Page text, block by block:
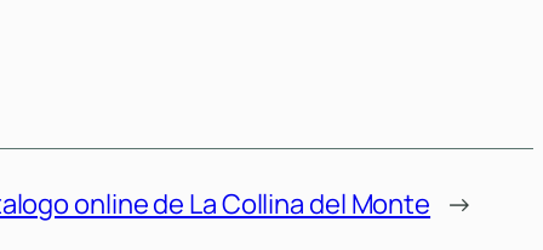
online de La Collina del Monte →